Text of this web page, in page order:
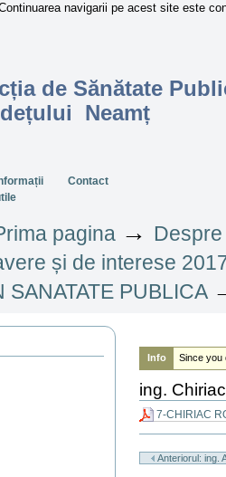
navigarii pe acest site este
de Sănătate
Neamț
Contact
pagina →
și de interese
SANATATE PUBLICA
Info Since you
ing.
7-CHIRIAC
document
Anteriorul: ing.